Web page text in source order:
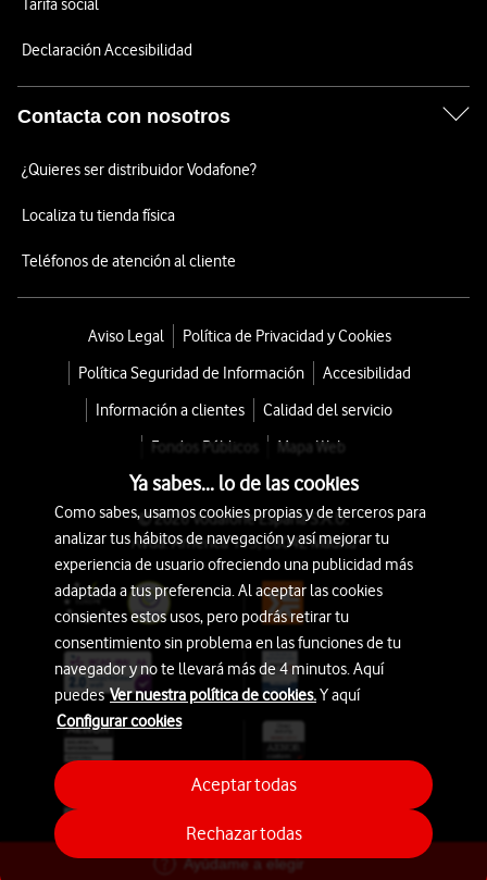
Ayúdame a elegir
Tarifa social
Declaración Accesibilidad
Contacta con nosotros
¿Quieres ser distribuidor Vodafone?
Localiza tu tienda física
Teléfonos de atención al cliente
Aviso Legal
Política de Privacidad y Cookies
Política Seguridad de Información
Accesibilidad
Información a clientes
Calidad del servicio
Fondos Públicos
Mapa Web
© 2026 Vodafone España S.A.U.
Avda. América 115, 28042 Madrid
Ya sabes... lo de las cookies
Como sabes, usamos cookies propias y de terceros para
analizar tus hábitos de navegación y así mejorar tu
experiencia de usuario ofreciendo una publicidad más
adaptada a tus preferencia. Al aceptar las cookies
consientes estos usos, pero podrás retirar tu
consentimiento sin problema en las funciones de tu
navegador y no te llevará más de 4 minutos. Aquí
puedesVer nuestra política de cookies.Y aquí
Configurar cookies
Rechazar todas
Aceptar todas